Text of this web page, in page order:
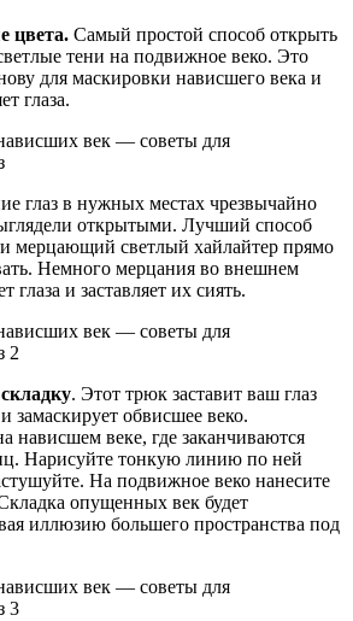
цвета. Самый простой способ открыть
тени на подвижное веко. Это
для маскировки нависшего века и
глаза.
глаз в нужных местах чрезвычайно
открытыми. Лучший способ
мерцающий светлый хайлайтер прямо
Немного мерцания во внешнем
глаза и заставляет их сиять.
. Этот трюк заставит ваш глаз
замаскирует обвисшее веко.
нависшем веке, где заканчиваются
Нарисуйте тонкую линию по ней
На подвижное веко нанесите
опущенных век будет
иллюзию большего пространства под